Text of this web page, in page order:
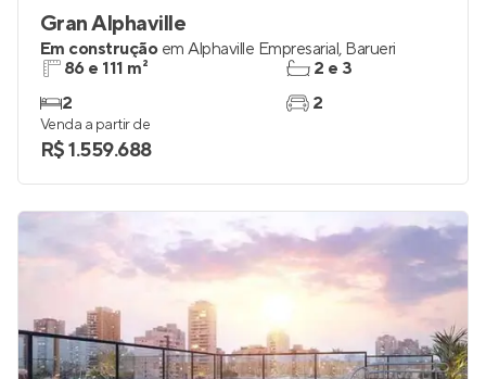
Gran Alphaville
Em construção em Alphaville Empresarial, Barueri
86 e 111 m²
2
2 e 3
2
Venda a partir de
R$ 1.559.688